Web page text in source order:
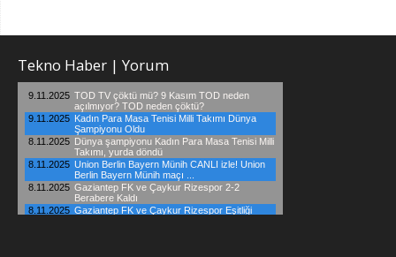
Tekno Haber | Yorum